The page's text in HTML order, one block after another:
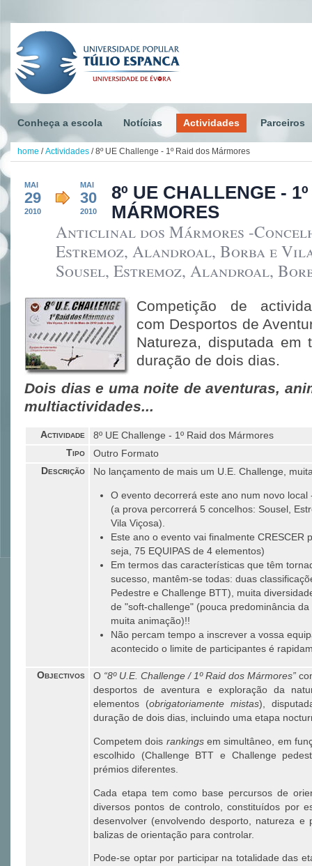
Conheça a escola Notícias Actividades Parceiros
home / Actividades / 8º UE Challenge - 1º Raid dos Mármores
MAI
29
2010
MAI
30
2010
8º UE CHALLENGE -
MÁRMORES
Anticlinal dos Mármores -
Estremoz, Alandroal, Borba e
Sousel, Estremoz, Alandroal,
Competição de
com Desportos de
Natureza, disputada em
duração de dois dias.
Dois dias e uma noite de aventuras,
multiactividades...
Actividade 8º UE Challenge - 1º Raid dos Mármores
Tipo Outro Formato
Descrição No lançamento de mais um U.E. Challenge,
O evento decorrerá este ano num novo local
(a prova percorrerá 5 concelhos: Sousel,
Vila Viçosa).
Este ano o evento vai finalmente CRESCER
seja, 75 EQUIPAS de 4 elementos)
Em termos das características que têm
sucesso, mantêm-se todas: duas
Pedestre e Challenge BTT), muita
de "soft-challenge" (pouca predominância
muita animação)!!
Não percam tempo a inscrever a vossa
acontecido o limite de participantes é
Objectivos O “8º U.E. Challenge / 1º Raid dos Mármores”
desportos de aventura e exploração da
elementos (obrigatoriamente mistas),
duração de dois dias, incluindo uma etapa
Competem dois rankings em simultâneo, em
escolhido (Challenge BTT e Challenge
prémios diferentes.
Cada etapa tem como base percursos de
diversos pontos de controlo, constituídos por
desenvolver (envolvendo desporto, natureza e
balizas de orientação para controlar.
Pode-se optar por participar na totalidade das